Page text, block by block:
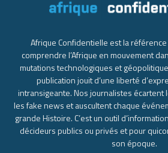
Afrique Confidentielle est la
comprendre l’Afrique en mouvement
mutations technologiques et
publication jouit d’une liberté
intransigeante. Nos journalistes écartent
les fake news et auscultent chaque
grande Histoire. C’est un outil
décideurs publics ou privés et pour
son époque.